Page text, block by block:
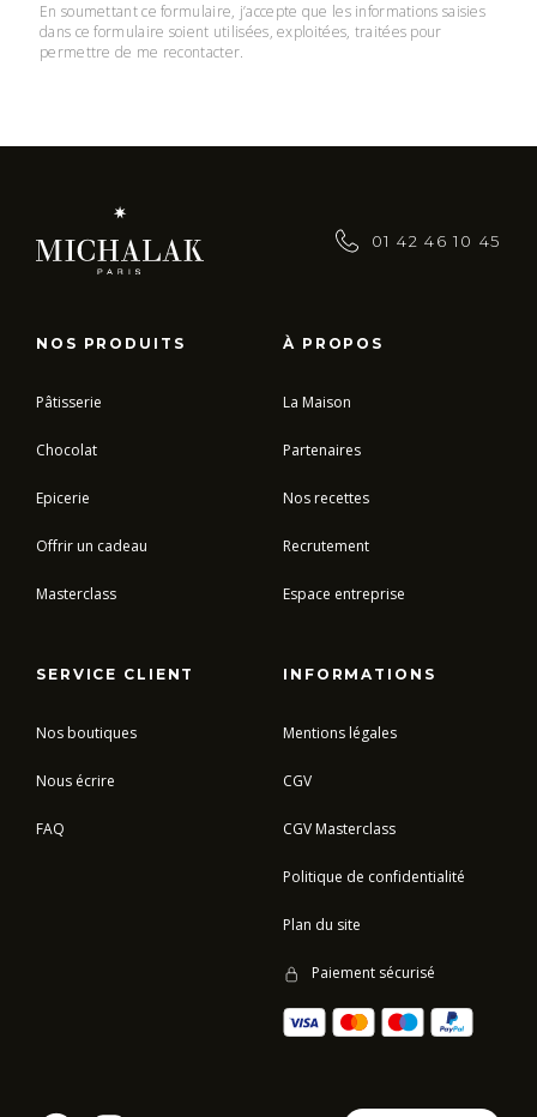
En soumettant ce formulaire, j’accepte que les informations saisies
dans ce formulaire soient utilisées, exploitées, traitées pour
permettre de me recontacter.
01 42 46 10 45
NOS PRODUITS
Pâtisserie
Chocolat
Epicerie
Offrir un cadeau
Masterclass
À PROPOS
La Maison
Partenaires
Nos recettes
Recrutement
Espace entreprise
SERVICE CLIENT
Nos boutiques
Nous écrire
FAQ
INFORMATIONS
Mentions légales
CGV
CGV Masterclass
Politique de confidentialité
Plan du site
Paiement sécurisé